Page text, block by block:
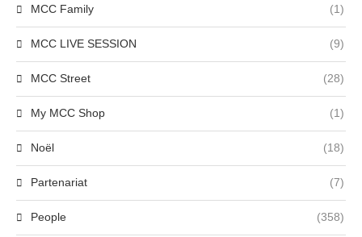
MCC Family (1)
MCC LIVE SESSION (9)
MCC Street (28)
My MCC Shop (1)
Noël (18)
Partenariat (7)
People (358)